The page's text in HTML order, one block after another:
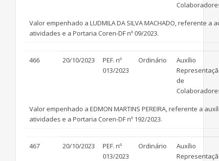
Valor empenhado a LUDMILA DA SILVA MACHADO, referente
atividades e a Portaria Coren-DF nº 09/2023.
466 20/10/2023
PEF. nº
013/2023
Ordinário
Auxílio
de
Valor empenhado a EDMON MARTINS PEREIRA, referente a
atividades e a Portaria Coren-DF nº 192/2023.
467 20/10/2023
PEF. nº
013/2023
Ordinário
Auxílio